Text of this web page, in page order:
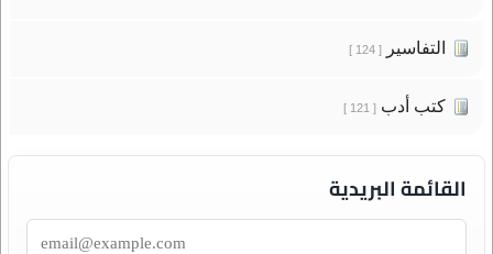
التفاسير[ 124 ]
كتب أدب[ 121 ]
القائمة البريدية